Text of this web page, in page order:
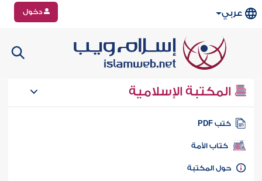
عربي دخول
المكتبة الإسلامية
كتب PDF
كتاب الأمة